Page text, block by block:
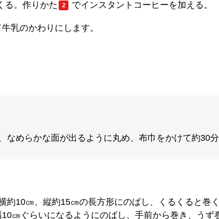
る。作りかた 2 でインスタントコーヒーを加える。
乳のかわりにします。
なめらかな面が出るように丸め、布巾をかけて約30
約10㎝、縦約15㎝の長方形にのばし、くるくると巻
㎝ぐらいになるようにのばし、手前から巻き、うず